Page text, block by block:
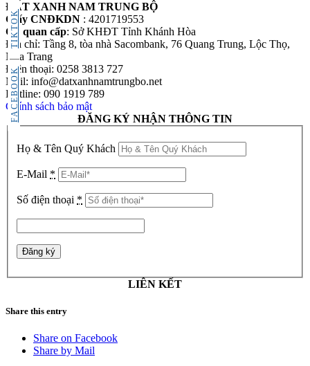
FACEBOOK
TIKTOK
ĐẤT XANH NAM TRUNG BỘ
Giấy CNĐKDN : 4201719553
Cơ quan cấp: Sở KHĐT Tỉnh Khánh Hòa
Địa chỉ: Tầng 8, tòa nhà Sacombank, 76 Quang Trung, Lộc Thọ,
Nha Trang
Điện thoại: 0258 3813 727
Mail: info@datxanhnamtrungbo.net
Hotline: 090 1919 789
Chính sách bảo mật
ĐĂNG KÝ NHẬN THÔNG TIN
Họ & Tên Quý Khách
E-Mail *
Số điện thoại *
LIÊN KẾT
Share this entry
Share on Facebook
Share by Mail